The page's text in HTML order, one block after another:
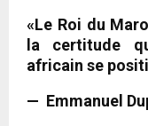
«Le Roi du
la certitude
africain se
— Emmanuel